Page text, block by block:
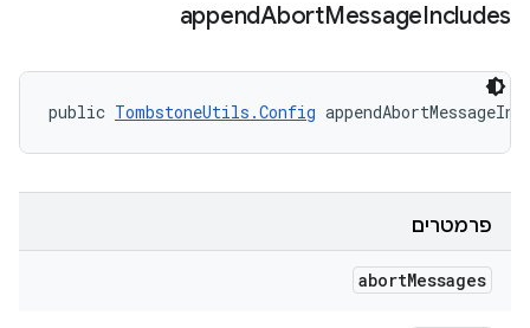
appendAbortMessageIncludes
public TombstoneUtils.Config
פרמטרים
abortMessages